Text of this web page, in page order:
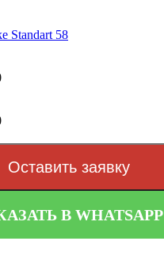
Standart 58
Оставить заявку
В WHATSAPP